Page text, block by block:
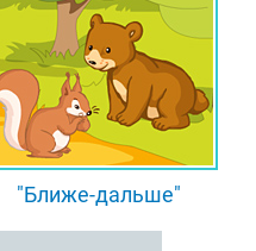
"Ближе-дальше"